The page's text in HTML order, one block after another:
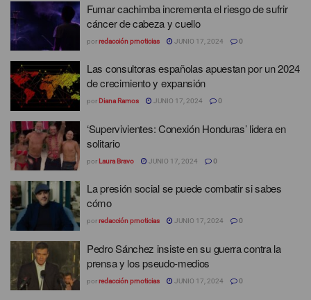
Fumar cachimba incrementa el riesgo de sufrir
cáncer de cabeza y cuello
porredacción prnoticias JUNIO 17, 2024 0
Las consultoras españolas apuestan por un 2024
de crecimiento y expansión
por Diana Ramos JUNIO 17, 2024 0
‘Supervivientes: Conexión Honduras’ lidera en
solitario
por Laura Bravo JUNIO 17, 2024 0
La presión social se puede combatir si sabes
cómo
porredacción prnoticias JUNIO 17, 2024 0
Pedro Sánchez insiste en su guerra contra la
prensa y los pseudo-medios
porredacción prnoticias JUNIO 17, 2024 0